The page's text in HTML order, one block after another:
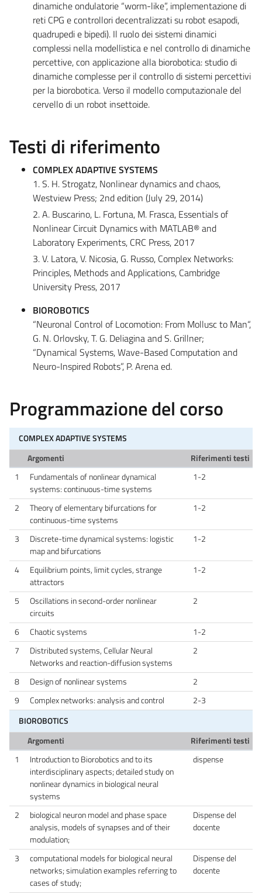
dinamiche ondulatorie “worm-like”, implementazione di
reti CPG e controllori decentralizzati su robot esapodi,
quadrupedi e bipedi). Il ruolo dei sistemi dinamici
complessi nella modellistica e nel controllo di dinamiche
percettive, con applicazione alla biorobotica: studio di
dinamiche complesse per il controllo di sistemi percettivi
per la biorobotica. Verso il modello computazionale del
cervello di un robot insettoide.
Testi di riferimento
COMPLEX ADAPTIVE SYSTEMS
1. S. H. Strogatz, Nonlinear dynamics and chaos,
Westview Press; 2nd edition (July 29, 2014)
2. A. Buscarino, L. Fortuna, M. Frasca, Essentials of
Nonlinear Circuit Dynamics with MATLAB® and
Laboratory Experiments, CRC Press, 2017
3. V. Latora, V. Nicosia, G. Russo, Complex Networks:
Principles, Methods and Applications, Cambridge
University Press, 2017
BIOROBOTICS
“Neuronal Control of Locomotion: From Mollusc to Man“,
G. N. Orlovsky, T. G. Deliagina and S. Grillner;
“Dynamical Systems, Wave-Based Computation and
Neuro-Inspired Robots”, P. Arena ed.
Programmazione del corso
COMPLEX ADAPTIVE SYSTEMS
Argomenti
Riferimenti testi
1
Fundamentals of nonlinear dynamical
systems: continuous-time systems
1-2
2
Theory of elementary bifurcations for
continuous-time systems
1-2
3
Discrete-time dynamical systems: logistic
map and bifurcations
1-2
4
Equilibrium points, limit cycles, strange
attractors
1-2
5
Oscillations in second-order nonlinear
circuits
2
6 Chaotic systems
1-2
7
Distributed systems, Cellular Neural
Networks and reaction-diffusion systems
2
8 Design of nonlinear systems
2
9
Complex networks: analysis and control
2-3
BIOROBOTICS
Argomenti
Riferimenti testi
1
Introduction to Biorobotics and to its
interdisciplinary aspects; detailed study on
nonlinear dynamics in biological neural
systems
dispense
2
biological neuron model and phase space
analysis, models of synapses and of their
modulation;
Dispense del
docente
3
computational models for biological neural
networks; simulation examples referring to
cases of study;
Dispense del
docente